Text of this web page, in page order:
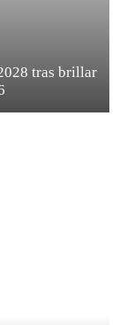
tras brillar